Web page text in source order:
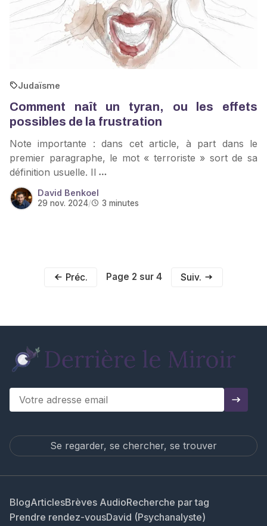
Judaïsme
Comment naît un tyran, ou les effets
possibles de la frustration
Note importante : dans cet article, à part dans le
premier paragraphe, le mot « terroriste » sort de sa
définition usuelle. Il
David Benkoel
29 nov. 2024/ 3 minutes
Préc. Page 2 sur 4 Suiv.
Se regarder, se chercher, se trouver
BlogArticlesBrèves AudioRecherche par tag
Prendre rendez-vousDavid (Psychanalyste)